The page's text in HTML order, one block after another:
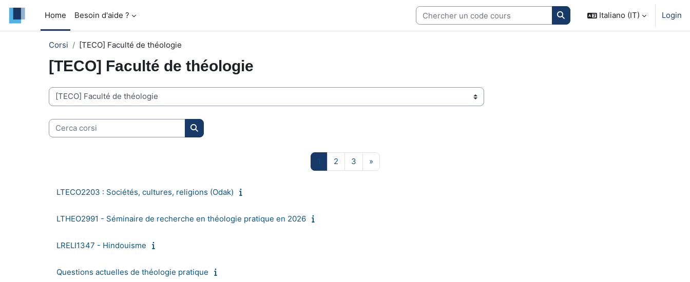
Home
Besoin d'aide ? Search courses
Italiano (IT) Login
Corsi [TECO] Faculté de théologie
[TECO] Faculté de théologie
Categorie di corso
Cerca corsi
Cerca corsi
Pagina 1
2Pagina 2
3Pagina 3
»Pagina successiva
LTECO2203 : Sociétés, cultures, religions (Odak)
LTHEO2991 - Séminaire de recherche en théologie pratique en 2026
LRELI1347 - Hindouisme
Questions actuelles de théologie pratique